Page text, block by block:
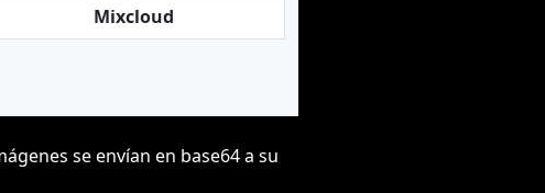
Mixcloud
se envían en base64 a su